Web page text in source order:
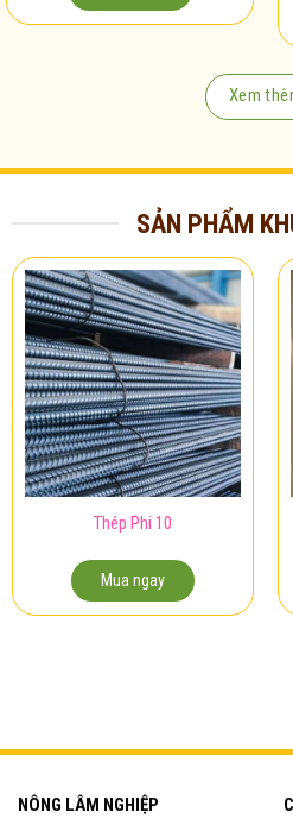
Xem
SẢN PHẨM
Thép Phi 10
Mua ngay
NÔNG LÂM NGHIỆP